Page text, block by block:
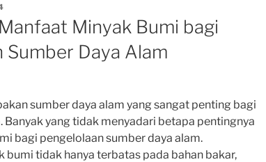
Minyak Bumi bagi
Sumber Daya Alam
sumber daya alam yang sangat penting bagi
Banyak yang tidak menyadari betapa pentingnya
bagi pengelolaan sumber daya alam.
bumi tidak hanya terbatas pada bahan bakar,